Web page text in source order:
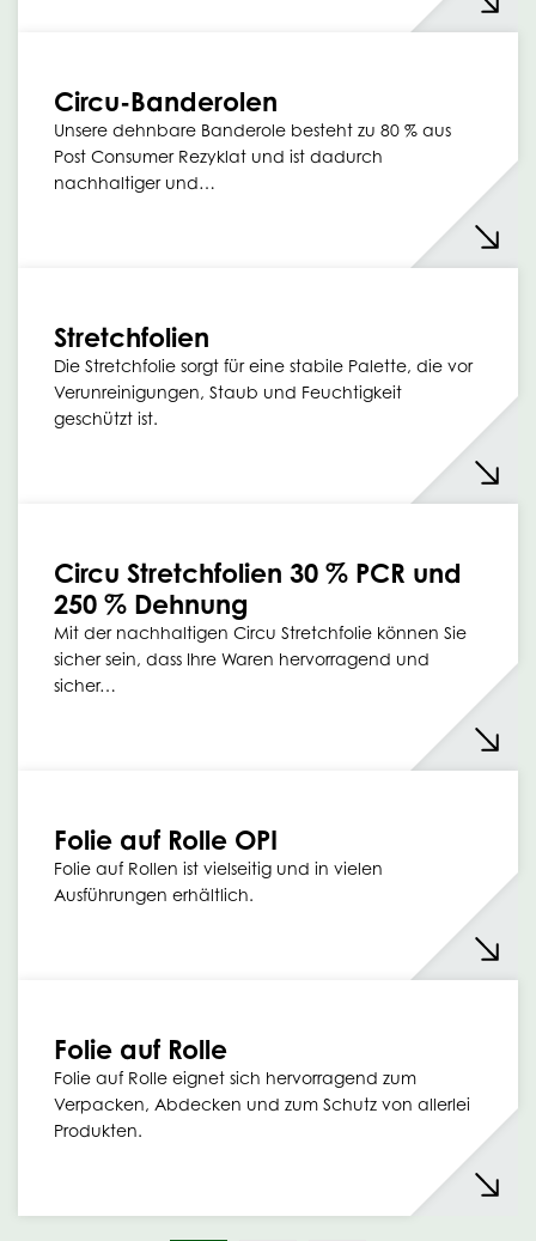
Circu-Banderolen
Unsere dehnbare Banderole besteht zu 80 % aus
Post Consumer Rezyklat und ist dadurch
nachhaltiger und…
Stretchfolien
Die Stretchfolie sorgt für eine stabile Palette, die vor
Verunreinigungen, Staub und Feuchtigkeit
geschützt ist.
Circu Stretchfolien 30 % PCR und
250 % Dehnung
Mit der nachhaltigen Circu Stretchfolie können Sie
sicher sein, dass Ihre Waren hervorragend und
sicher…
Folie auf Rolle OPI
Folie auf Rollen ist vielseitig und in vielen
Ausführungen erhältlich.
Folie auf Rolle
Folie auf Rolle eignet sich hervorragend zum
Verpacken, Abdecken und zum Schutz von allerlei
Produkten.